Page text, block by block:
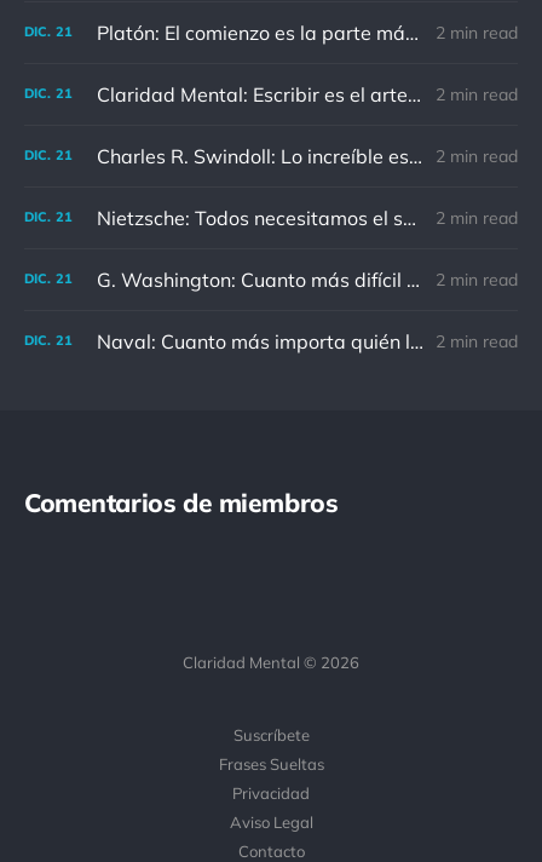
DIC. 21 Platón: El comienzo es la parte más importante del trabajo 2 min read
DIC. 21 Claridad Mental: Escribir es el arte de calmar y despejar la mente. 2 min read
DIC. 21 Charles R. Swindoll: Lo increíble es que cada día podemos elegir la actitud que adoptaremos. 2 min read
DIC. 21 Nietzsche: Todos necesitamos el sentido de culpa, pero nadie necesita sentirse culpable. 2 min read
DIC. 21 G. Washington: Cuanto más difícil es el conflicto, mayor es el triunfo. 2 min read
DIC. 21 Naval: Cuanto más importa quién lo ha dicho, menos importa en realidad 2 min read
Comentarios de miembros
Claridad Mental © 2026
Suscríbete
Frases Sueltas
Privacidad
Aviso Legal
Contacto